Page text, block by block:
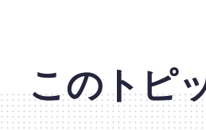
このトピ